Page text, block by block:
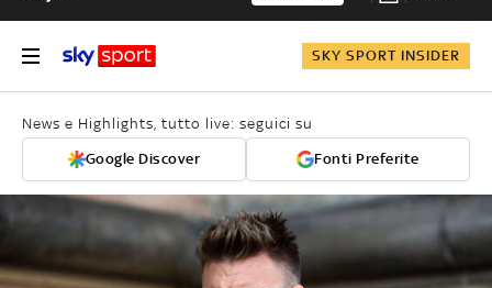
SKY SPORT INSIDER
News e Highlights, tutto live: seguici su
Google Discover Fonti Preferite